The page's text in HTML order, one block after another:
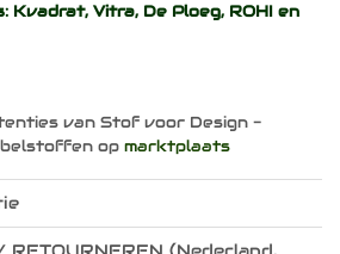
Kvadrat, Vitra, De Ploeg, ROHI en
van Stof voor Design -
op marktplaats